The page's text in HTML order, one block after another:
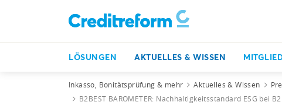
LÖSUNGEN AKTUELLES & WISSEN
Inkasso, Bonitätsprüfung & mehr Aktuelles & Wissen
B2BEST BAROMETER: Nachhaltigkeitsstandard ESG bei